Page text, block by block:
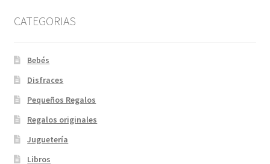
CATEGORIAS
Bebés
Disfraces
Pequeños Regalos
Regalos originales
Juguetería
Libros